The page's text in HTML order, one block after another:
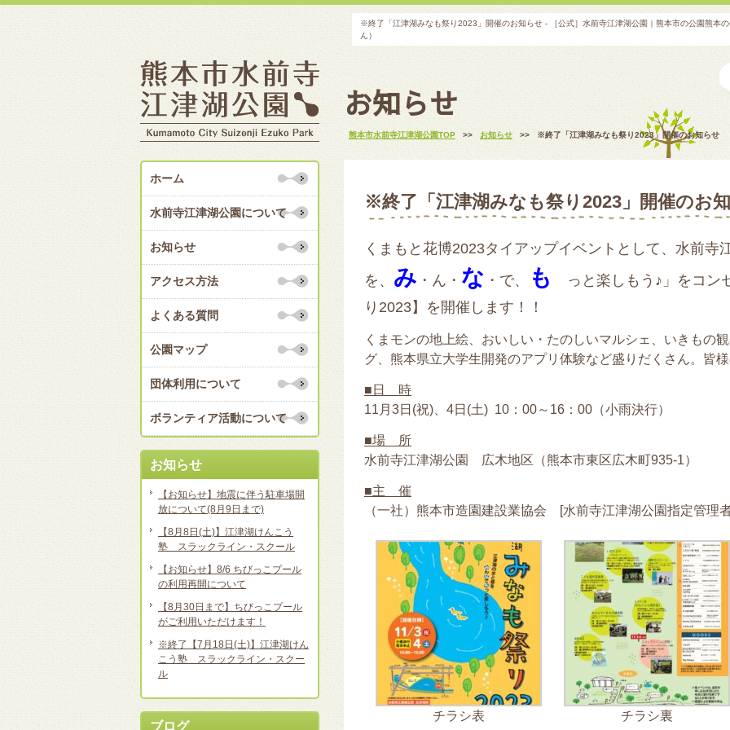
※終了「江津湖みなも祭り2023」開催のお知らせ - ［公式］水前寺江津湖公園｜熊本市の公園熊本
ん）
お知らせ
熊本市水前寺江津湖公園TOP >> お知らせ >> ※終了「江津湖みなも祭り2023」開催のお知らせ
※終了「江津湖みなも祭り2023」開催のお
くまもと花博2023タイアップイベントとして、水前寺
を、 み ・ん・ な ・ で、 も
っと楽しもう♪」をコン
り2023】を開催します！！
くまモンの地上絵、おいしい・たのしいマルシェ、いきもの
グ、熊本県立大学生開発のアプリ体験など盛りだくさん。皆
■日 時
11月3日(祝)、4日(土) 10：00～16：00（小雨決行）
■場 所
水前寺江津湖公園 広木地区（熊本市東区広木町935-1）
■主 催
（一社）熊本市造園建設業協会 [水前寺江津湖公園指定管理
チラシ表 チラシ裏
ホーム
水前寺江津湖公園について
お知らせ
アクセス方法
よくある質問
公園マップ
団体利用について
ボランティア活動について
お知らせ
【お知らせ】地震に伴う駐車場開
放について(8月9日まで)
【8月8日(土)】江津湖けんこう
塾 スラックライン・スクール
【お知らせ】8/6 ちびっこプール
の利用再開について
【8月30日まで】ちびっこプール
がご利用いただけます！
※終了【7月18日(土)】江津湖けん
こう塾 スラックライン・スクー
ル
ブログ